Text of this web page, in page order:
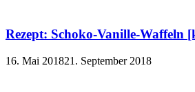
Rezept: Schoko-Vanille-Waffeln
16. Mai 201821. September 2018